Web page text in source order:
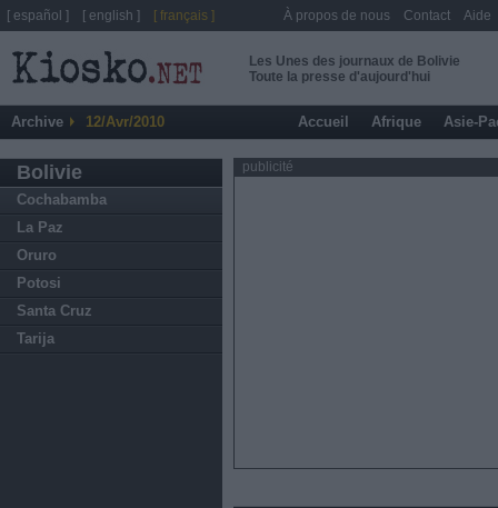
Les Unes des journaux de Bolivie
Toute la presse d'aujourd'hui
Archive 12/Avr/2010 Accueil Afrique Asie-
Bolivie
Cochabamba
La Paz
Oruro
Potosi
Santa Cruz
Tarija
publicité
[ español ] [ english ] [ français ] À propos de nous Contact Aide